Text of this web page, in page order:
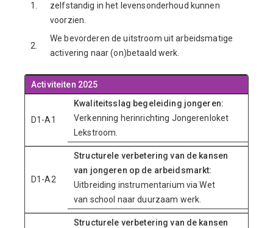
1.
zelfstandig in het levensonderhoud kunnen
voorzien.
2.
We bevorderen de uitstroom uit arbeidsmatige
activering naar (on)betaald werk.
Activiteiten 2025
D1-A1
Kwaliteitsslag begeleiding jongeren:
Verkenning herinrichting Jongerenloket
Lekstroom.
D1-A2
Structurele verbetering van de kansen
van jongeren op de arbeidsmarkt:
Uitbreiding instrumentarium via Wet
van school naar duurzaam werk.
Structurele verbetering van de kansen